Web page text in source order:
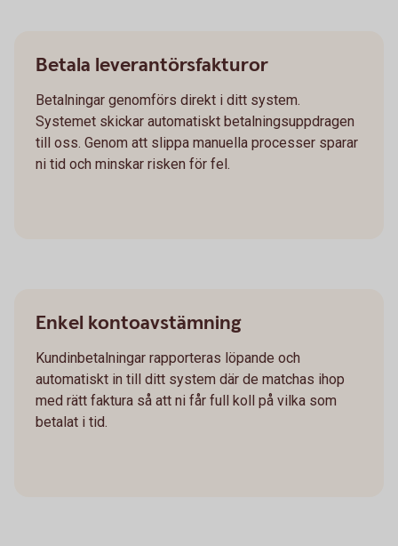
Betala leverantörsfakturor
Betalningar genomförs direkt i ditt system.
Systemet skickar automatiskt betalningsuppdragen
till oss. Genom att slippa manuella processer sparar
ni tid och minskar risken för fel.
Enkel kontoavstämning
Kundinbetalningar rapporteras löpande och
automatiskt in till ditt system där de matchas ihop
med rätt faktura så att ni får full koll på vilka som
betalat i tid.